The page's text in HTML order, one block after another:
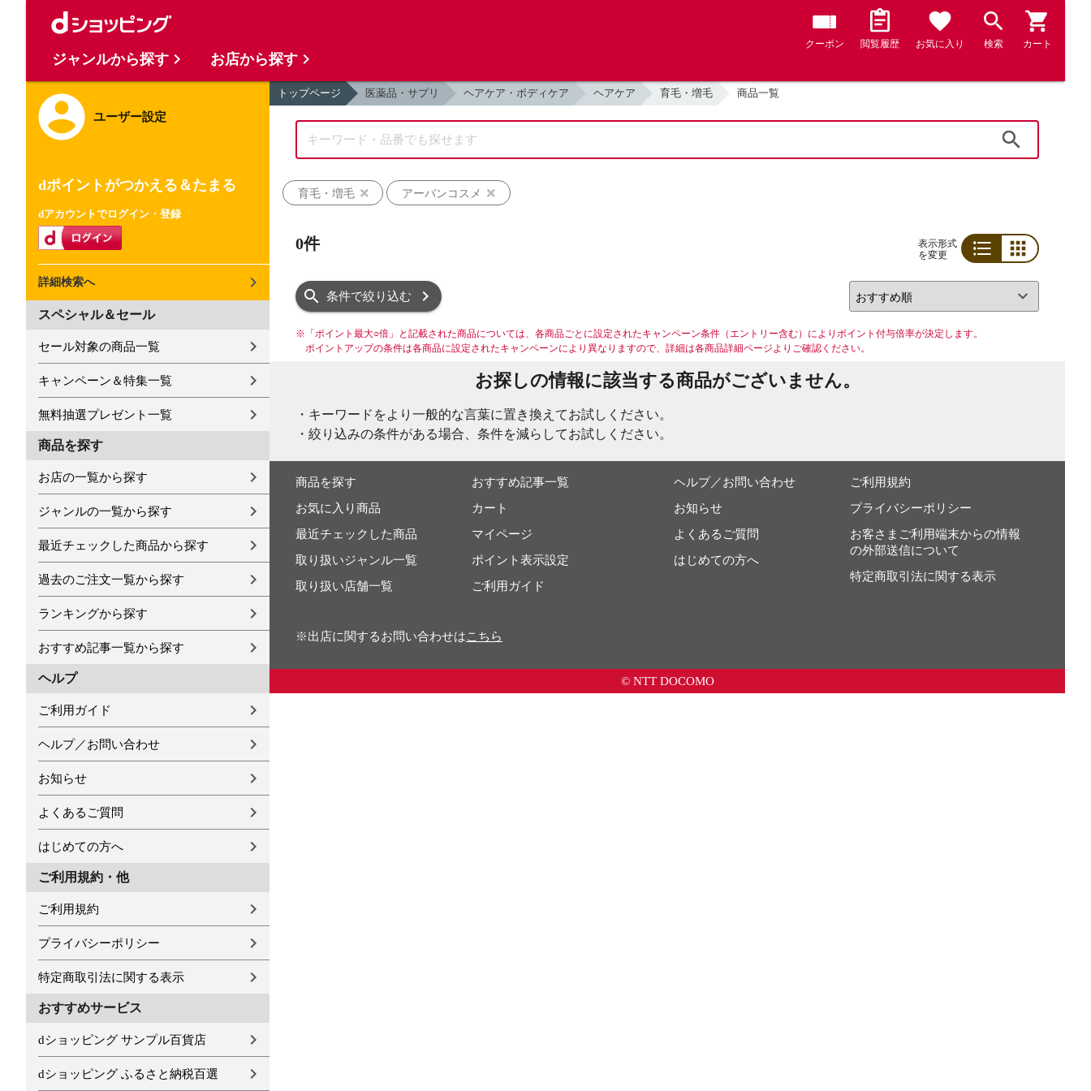
クーポン 閲覧履歴 お気に入り 検索 カート
ユーザー設定
dポイントがつかえる＆たまる
dアカウントでログイン・登録
詳細検索へ
スペシャル＆セール
セール対象の商品一覧
キャンペーン＆特集一覧
無料抽選プレゼント一覧
商品を探す
お店の一覧から探す
ジャンルの一覧から探す
最近チェックした商品から探す
過去のご注文一覧から探す
ランキングから探す
おすすめ記事一覧から探す
ヘルプ
ご利用ガイド
ヘルプ／お問い合わせ
お知らせ
よくあるご質問
はじめての方へ
ご利用規約・他
ご利用規約
プライバシーポリシー
特定商取引法に関する表示
おすすめサービス
dショッピング サンプル百貨店
dショッピング ふるさと納税百選
トップページ 医薬品・サプリ ヘアケア・ボディケア ヘアケア 育毛・増毛 商品一覧
育毛・増毛 アーバンコスメ
0件
表示形式
を変更
条件で絞り込む
※ 「ポイント最大○倍」と記載された商品については、各商品ごとに設定されたキャンペーン条件（エントリー含む）によりポイント付与倍率が決定します。
ポイントアップの条件は各商品に設定されたキャンペーンにより異なりますので、詳細は各商品詳細ページよりご確認ください。
お探しの情報に該当する商品がございません。
・キーワードをより一般的な言葉に置き換えてお試しください。
・絞り込みの条件がある場合、条件を減らしてお試しください。
商品を探す
お気に入り商品
最近チェックした商品
取り扱いジャンル一覧
取り扱い店舗一覧
おすすめ記事一覧
カート
マイページ
ポイント表示設定
ご利用ガイド
ヘルプ／お問い合わせ
お知らせ
よくあるご質問
はじめての方へ
ご利用規約
プライバシーポリシー
お客さまご利用端末からの情報
の外部送信について
特定商取引法に関する表示
※出店に関するお問い合わせはこちら
© NTT DOCOMO
ジャンルから探す お店から探す